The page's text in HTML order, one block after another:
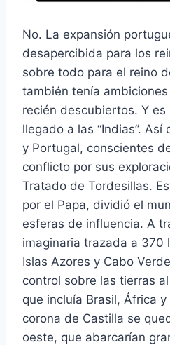
No. La expansión
desapercibida para los
sobre todo para el reino
también tenía
recién descubiertos. Y
llegado a las “Indias”. Así
y Portugal, conscientes
conflicto por sus
Tratado de Tordesillas.
por el Papa, dividió el
esferas de influencia. A
imaginaria trazada a 370
Islas Azores y Cabo
control sobre las tierras
que incluía Brasil, África
corona de Castilla se
oeste, que abarcarían